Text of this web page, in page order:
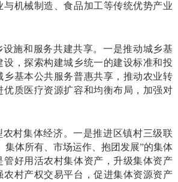
与机械制造、食品加工等传统优势产业
施和服务共建共享。一是推动城乡基
设，探索构建城乡统一的建设标准和投
乡基本公共服务普惠共享，推动农业转
优质医疗资源扩容和均衡布局，加强对
村集体经济。一是推进区镇村三级联
集体所有、市场运作、抱团发展”的集体
管好用活农村集体资产，升级集体资产
农村产权交易平台，促进集体资源资产